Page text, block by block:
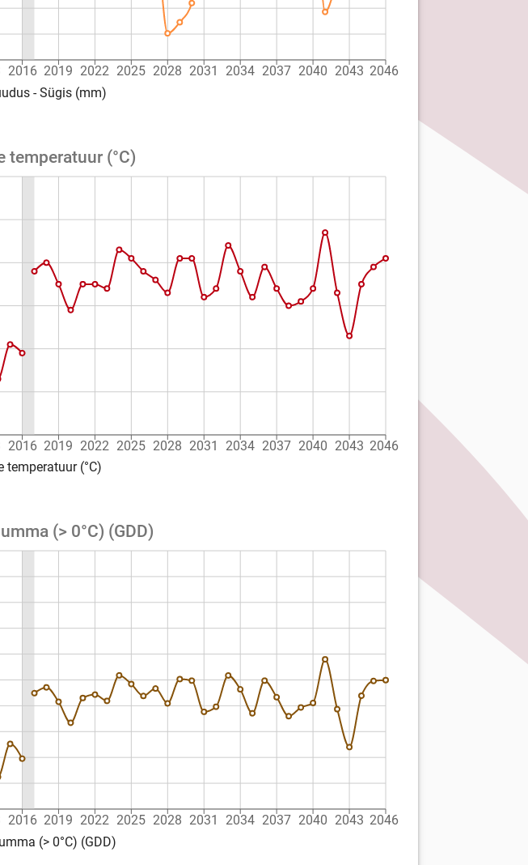
2016 2019 2022 2025 2028 2031 2034 2037 2040 2043 2046
- Sügis (mm)
temperatuur (°C)
2016 2019 2022 2025 2028 2031 2034 2037 2040 2043 2046
temperatuur (°C)
(> 0°C) (GDD)
2016 2019 2022 2025 2028 2031 2034 2037 2040 2043 2046
(> 0°C) (GDD)